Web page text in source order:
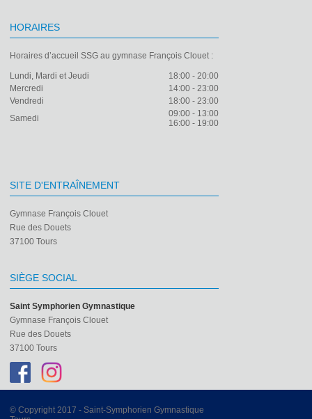
HORAIRES
Horaires d’accueil SSG au gymnase François Clouet :
Lundi, Mardi et Jeudi
18:00 - 20:00
Mercredi
14:00 - 23:00
Vendredi
18:00 - 23:00
Samedi
09:00 - 13:00
16:00 - 19:00
SITE D'ENTRAÎNEMENT
Gymnase François Clouet
Rue des Douets
37100 Tours
SIÈGE SOCIAL
Saint Symphorien Gymnastique
Gymnase François Clouet
Rue des Douets
37100 Tours
© Copyright 2017 - Saint-Symphorien Gymnastique